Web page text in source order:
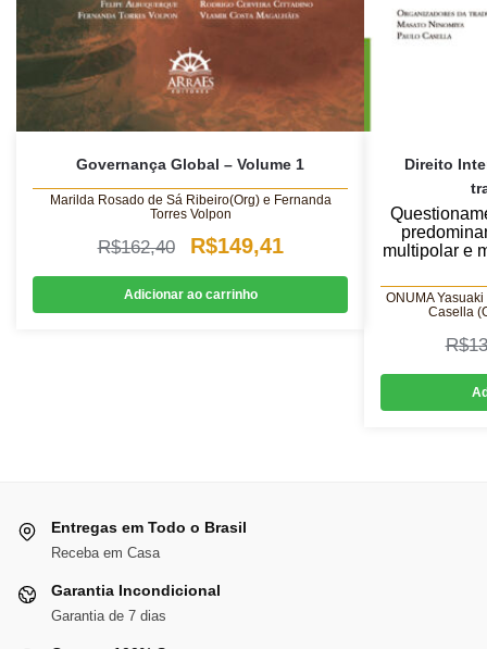
Governança Global – Volume 1
Marilda Rosado de Sá Ribeiro(Org) e Fernanda
Torres Volpon
R$162,40
O
preço
original
R$149,41
preço
atual
R$149,41.
Adicionar ao carrinho
Direito
multipolar e
ONUMA
Casella
R$
Entregas em Todo o Brasil
Receba em Casa
Garantia Incondicional
Garantia de 7 dias